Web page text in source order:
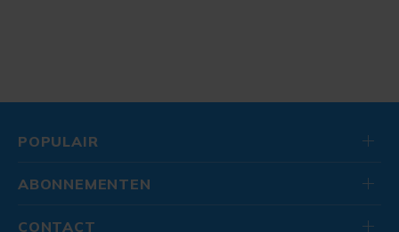
POPULAIR
ABONNEMENTEN
CONTACT